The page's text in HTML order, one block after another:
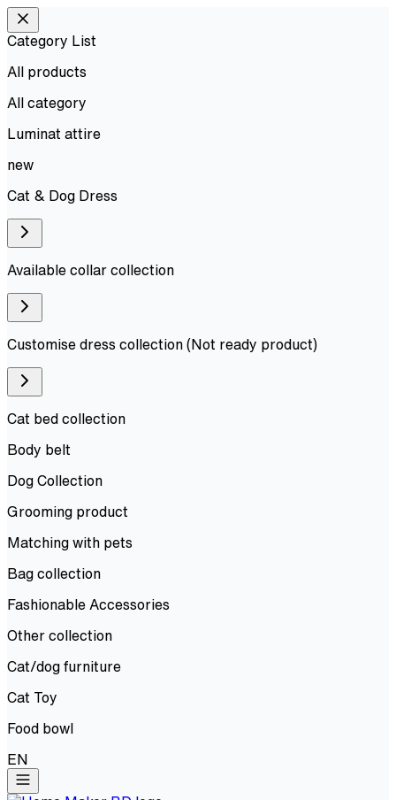
Category List
All products
All category
Luminat attire
new
Cat & Dog Dress
Available collar collection
Customise dress collection (Not ready product)
Cat bed collection
Body belt
Dog Collection
Grooming product
Matching with pets
Bag collection
Fashionable Accessories
Other collection
Cat/dog furniture
Cat Toy
Food bowl
EN